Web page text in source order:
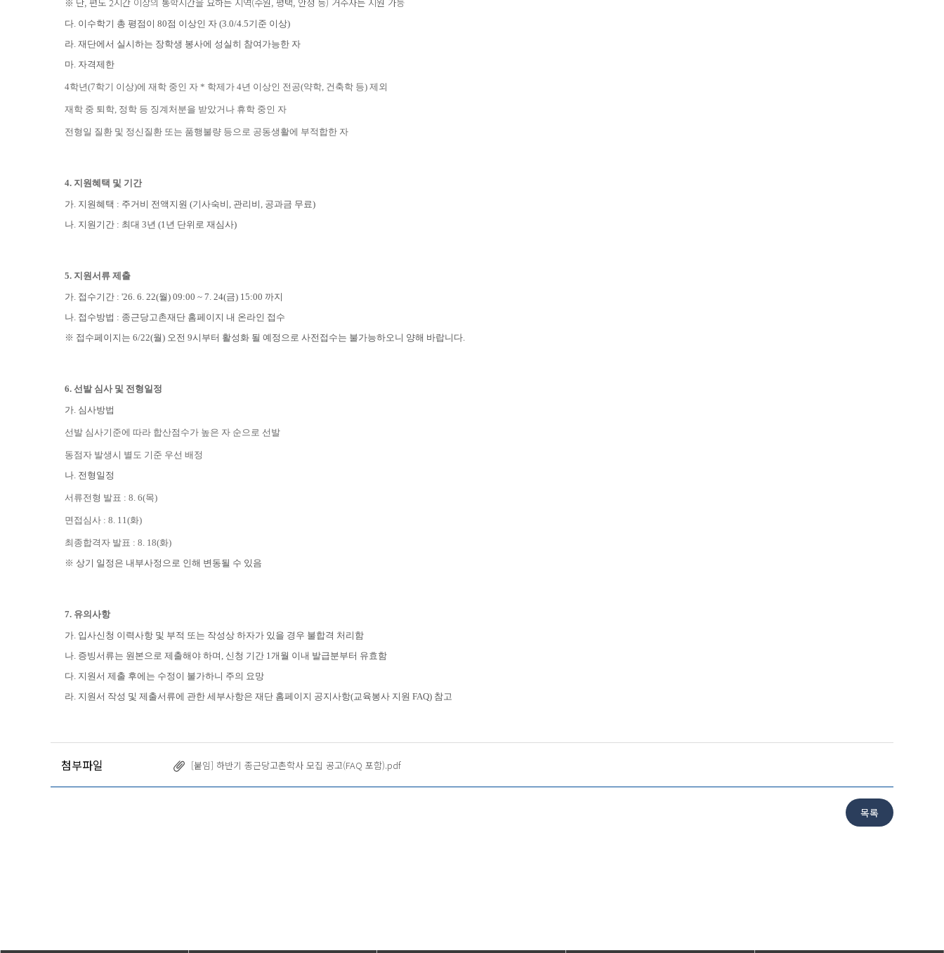
※
다. 이수학기 총 평점이 80점 이상인 자 (3.0/4.5기준 이상)
라. 재단에서 실시하는 장학생 봉사에 성실히 참여가능한 자
마. 자격제한
4학년(7학기 이상)에 재학 중인 자 * 학제가 4년 이상인 전공(약학, 건축학 등) 제외
재학 중 퇴학, 정학 등 징계처분을 받았거나 휴학 중인 자
전형일 질환 및 정신질환 또는 품행불량 등으로 공동생활에 부적합한 자
4. 지원혜택 및 기간
가. 지원혜택 : 주거비 전액지원 (기사숙비, 관리비, 공과금 무료)
나. 지원기간 : 최대 3년 (1년 단위로 재심사)
5. 지원서류 제출
가. 접수기간 : '26. 6. 22(월) 09:00 ~ 7. 24(금) 15:00 까지
나. 접수방법 : 종근당고촌재단 홈페이지 내 온라인 접수
※ 접수페이지는 6/22(월) 오전 9시부터 활성화 될 예정으로 사전접수는 불가능하오니 양해 바랍니다.
6. 선발 심사 및 전형일정
가. 심사방법
선발 심사기준에 따라 합산점수가 높은 자 순으로 선발
동점자 발생시 별도 기준 우선 배정
나. 전형일정
서류전형 발표 : 8. 6(목)
면접심사 : 8. 11(화)
최종합격자 발표 : 8. 18(화)
※ 상기 일정은 내부사정으로 인해 변동될 수 있음
7. 유의사항
가. 입사신청 이력사항 및 부적 또는 작성상 하자가 있을 경우 불합격 처리함
나. 증빙서류는 원본으로 제출해야 하며, 신청 기간 1개월 이내 발급분부터 유효함
다. 지원서 제출 후에는 수정이 불가하니 주의 요망
라. 지원서 작성 및 제출서류에 관한 세부사항은 재단 홈페이지 공지사항(교육봉사 지원 FAQ) 참고
첨부파일 [붙임] 하반기 종근당고촌학사 모집 공고(FAQ 포함).pdf